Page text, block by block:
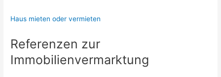
Haus mieten oder vermieten
Referenzen zur
Immobilienvermarktung